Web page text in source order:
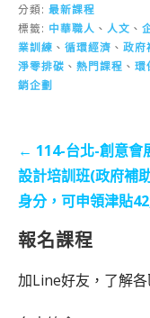
分類: 最新課程
標籤: 中華職人 、 人文 、
業訓練 、 循環經濟 、 政府
淨零排碳 、 熱門課程 、 環
銷企劃
← 114-台北-創意會
設計培訓班(政府補
身分，可申領津貼
報名課程
加Line好友，了解